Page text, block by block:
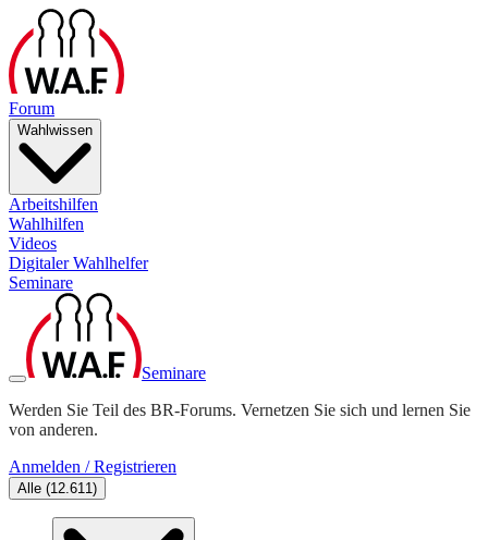
Forum
Wahlwissen
Arbeitshilfen
Wahlhilfen
Videos
Digitaler Wahlhelfer
Seminare
Seminare
Werden Sie Teil des BR-Forums. Vernetzen Sie sich und lernen Sie
von anderen.
Anmelden / Registrieren
Alle (12.611)